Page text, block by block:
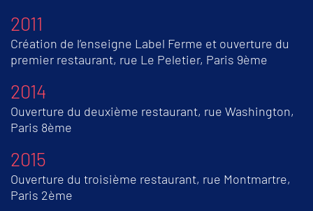
2011
Création de l’enseigne Label Ferme et ouverture du
premier restaurant, rue Le Peletier, Paris 9ème
2014
Ouverture du deuxième restaurant, rue Washington,
Paris 8ème
2015
Ouverture du troisième restaurant, rue Montmartre,
Paris 2ème